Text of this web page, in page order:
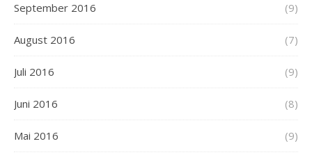
September 2016 (9)
August 2016 (7)
Juli 2016 (9)
Juni 2016 (8)
Mai 2016 (9)